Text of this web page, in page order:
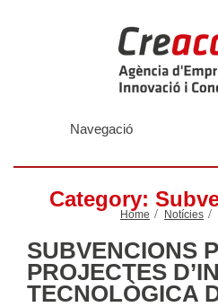
Navegació
Category:
Home Notícies
SUBVENCIONS
PROJECTES
TECNOLÒGICA